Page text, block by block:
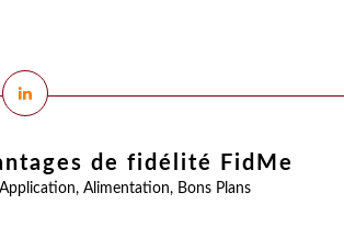
de fidélité FidMe
Application, Alimentation, Bons Plans